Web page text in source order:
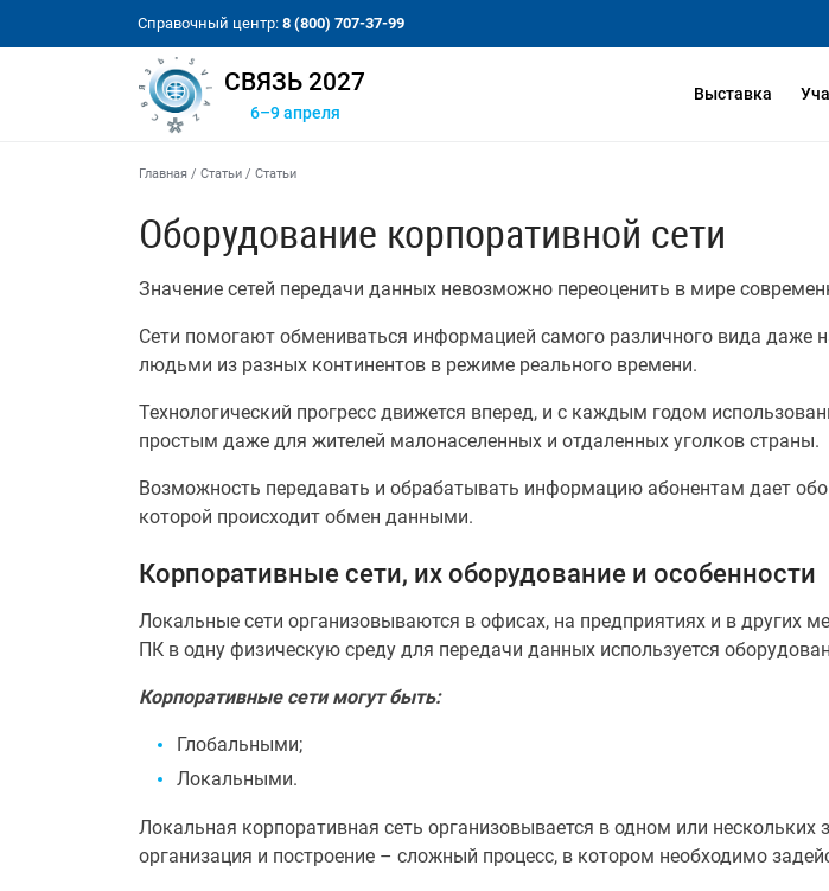
Справочный центр: 8 (800) 707-37-99
СВЯЗЬ 2027
6–9 апреля
Выставка
Главная / Статьи / Статьи
Оборудование корпоративной сети
Значение сетей передачи данных невозможно переоценить в мире
Сети помогают обмениваться информацией самого различного вида
людьми из разных континентов в режиме реального времени.
Технологический прогресс движется вперед, и с каждым годом
простым даже для жителей малонаселенных и отдаленных уголков страны.
Возможность передавать и обрабатывать информацию абонентам дает
которой происходит обмен данными.
Корпоративные сети, их оборудование и особенности
Локальные сети организовываются в офисах, на предприятиях и в других
ПК в одну физическую среду для передачи данных используется
Корпоративные сети могут быть:
Глобальными;
Локальными.
Локальная корпоративная сеть организовывается в одном или
организация и построение – сложный процесс, в котором необходимо